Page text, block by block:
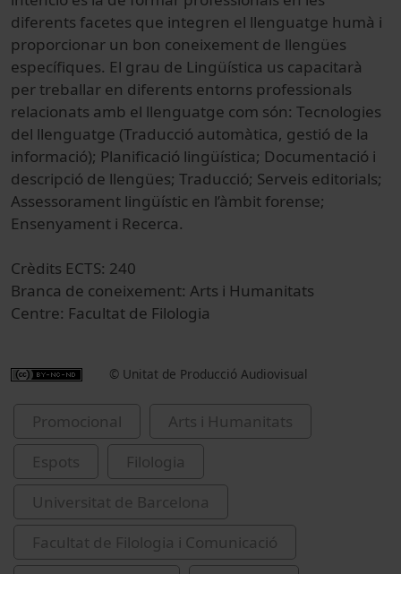
diferents facetes que integren el llenguatge humà i
proporcionar un bon coneixement de llengües
específiques. El grau de Lingüística us capacitarà
per treballar en diferents entorns professionals
relacionats amb el llenguatge com són: Tecnologies
del llenguatge (Traducció automàtica, gestió de la
informació); Planificació lingüística; Documentació i
descripció de llengües; Traducció; Serveis editorials;
Assessorament lingüístic en l’àmbit forense;
Ensenyament i Recerca.
Crèdits ECTS: 240
Branca de coneixement: Arts i Humanitats
Centre: Facultat de Filologia
© Unitat de Producció Audiovisual
Promocional
Arts i Humanitats
Espots
Filologia
Universitat de Barcelona
Facultat de Filologia i Comunicació